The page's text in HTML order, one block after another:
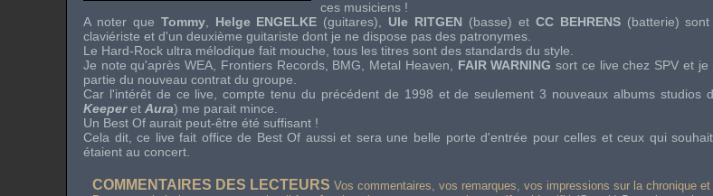
ces musiciens !
A noter que Tommy, Helge ENGELKE (guitares), Ule RITGEN (basse) et CC BEHRENS(batterie) sont
claviériste et d'un deuxième guitariste dont je ne dispose pas des patronymes.
Le Hard-Rock ultra mélodique fait mouche, tous les titres sont des standards du style.
Je note qu'aprèsWEA Frontiers Records, BMG Metal Heaven FAIR WARNING sort ce live chez SPV et je
partie du nouveau contrat du groupe.
Car l'intérêt de ce live , compte tenu du précédent de 1998 et de seulement 3 nouveaux albums studios
Keeperet Aura) me parait mince.
Un Best Of aurait peut-être été suffisant !
Cela dit, ce live fait office de Best Of aussi et sera une belle porte d'entrée pour celles et ceux qui
étaient au concert.
COMMENTAIRES DES LECTEURS Vos commentaires, vos remarques, vos impressions sur la chronique et